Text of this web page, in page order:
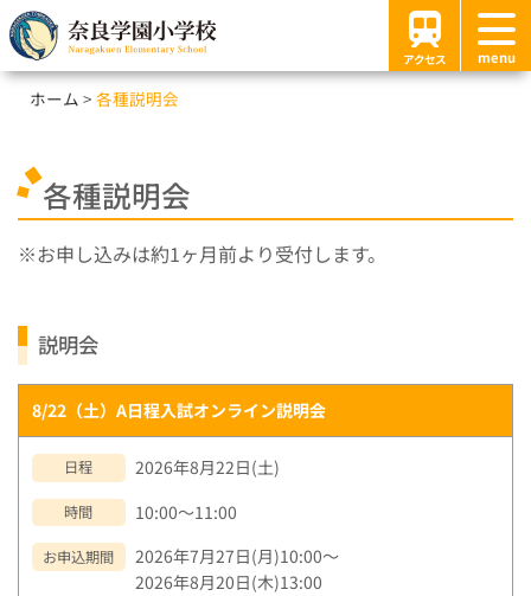
アクセス menu
ホーム 各種説明会
各種説明会
お申し込みは約1ヶ月前より受付します。
説明会
8/22（土）A日程入試オンライン説明会
日程 2026年8月22日(土)
時間 10:00～11:00
お申込期間
2026年7月27日(月)10:00～
2026年8月20日(木)13:00